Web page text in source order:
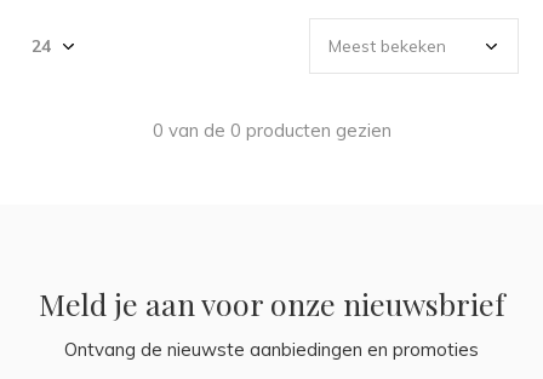
0 van de 0 producten gezien
Meld je aan voor onze nieuwsbrief
Ontvang de nieuwste aanbiedingen en promoties